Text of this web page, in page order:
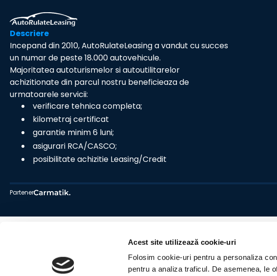
Acest site utilizează cookie-uri
Folosim cookie-uri pentru a personaliza
pentru a analiza traficul. De asemenea, le
Descriere
Incepand din 2010, AutoRulateLeasing a vandut cu succes
un numar de peste 18.000 autovehicule.
Majoritatea autoturismelor si autoutilitarelor
achizitionate din parcul nostru beneficieaza de
urmatoarele servicii:
verificare tehnica completa;
kilometraj certificat
garantie minim 6 luni;
asigurari RCA/CASCO;
posibilitate achizitie Leasing/Credit
Partener